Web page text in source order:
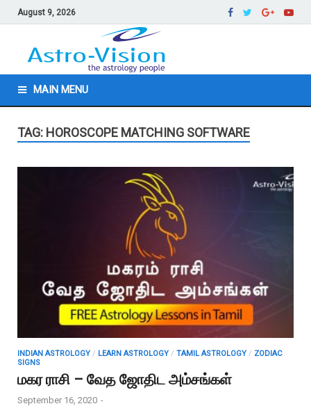
August 9, 2026
MAIN MENU
TAG: HOROSCOPE MATCHING SOFTWARE
INDIAN ASTROLOGY / LEARN ASTROLOGY / TAMIL ASTROLOGY / ZODIAC
SIGNS
மகர ராசி – வேத ஜோதிட அம்சங்கள்
September 16, 2020 -